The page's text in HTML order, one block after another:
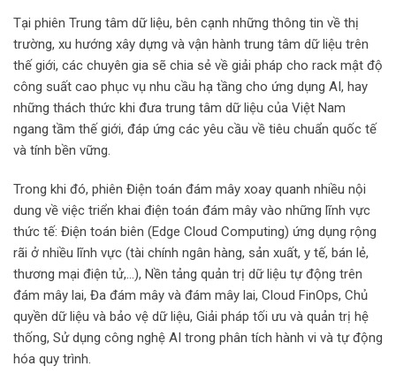
Tại phiên Trung tâm dữ liệu, bên cạnh những thông tin về thị
trường, xu hướng xây dựng và vận hành trung tâm dữ liệu trên
thế giới, các chuyên gia sẽ chia sẻ về giải pháp cho rack mật độ
công suất cao phục vụ nhu cầu hạ tầng cho ứng dụng AI, hay
những thách thức khi đưa trung tâm dữ liệu của Việt Nam
ngang tầm thế giới, đáp ứng các yêu cầu về tiêu chuẩn quốc tế
và tính bền vững.
Trong khi đó, phiên Điện toán đám mây xoay quanh nhiều nội
dung về việc triển khai điện toán đám mây vào những lĩnh vực
thức tế: Điện toán biên (Edge Cloud Computing) ứng dụng rộng
rãi ở nhiều lĩnh vực (tài chính ngân hàng, sản xuất, y tế, bán lẻ,
thương mại điện tử,…), Nền tảng quản trị dữ liệu tự động trên
đám mây lai, Đa đám mây và đám mây lai, Cloud FinOps, Chủ
quyền dữ liệu và bảo vệ dữ liệu, Giải pháp tối ưu và quản trị hệ
thống, Sử dụng công nghệ AI trong phân tích hành vi và tự động
hóa quy trình.